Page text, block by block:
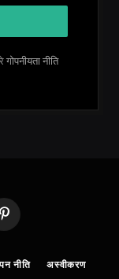
गोपनीयता नीति
Pinterest
नीति अस्वीकरण